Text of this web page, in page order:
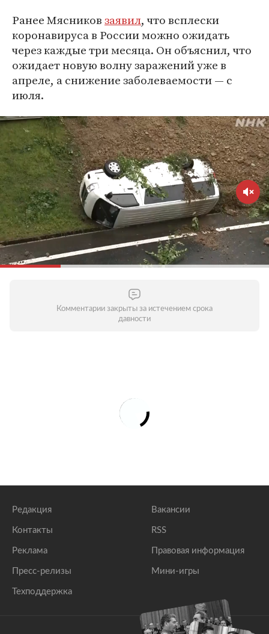
Ранее Мясниковзаявил, что всплески
коронавируса в России можно ожидать
через каждые три месяца. Он объяснил, что
ожидает новую волну заражений уже в
апреле, а снижение заболеваемости — с
июля.
Комментарии закрыты за истечением срока
давности
Редакция
Контакты
Реклама
Пресс-релизы
Техподдержка
Вакансии
RSS
Правовая информация
Мини-игры